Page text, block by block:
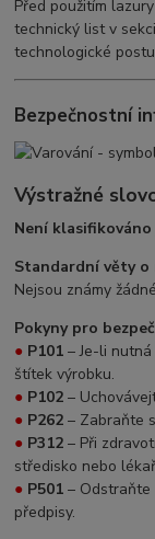
Před použitím
technický list v sekci
technologické
Bezpečnostní
Výstražné
Není
Standardní věty o
Nejsou známy
Pokyny pro
● P101 – Je-li
štítek výrobku.
● P102 –
● P262 – Zabraňte
● P312 – Při
středisko nebo
● P501 – Odstraňte
předpisy.